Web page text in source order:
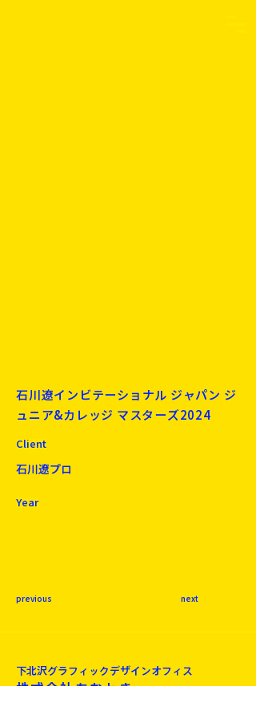
石川遼インビテーショナル ジャパン ジ
ュニア&カレッジ マスターズ2024
Client
石川遼プロ
Year
previous next
下北沢​グラフィックデザインオフィス
株式会社あおとき